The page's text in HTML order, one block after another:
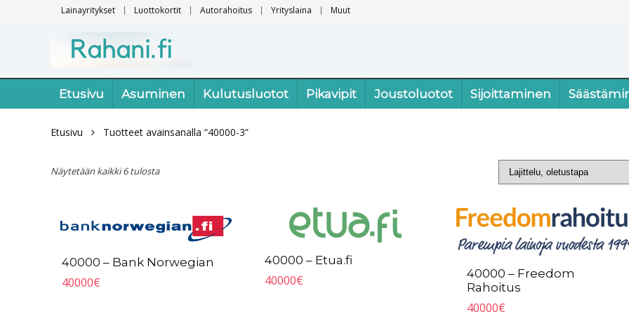
Lainayritykset Luottokortit Autorahoitus Yrityslaina Muut
Etusivu Asuminen Kulutusluotot Pikavipit Joustoluotot Sijoittaminen
Etusivu Tuotteet avainsanalla “40000-3”
Näytetään kaikki 6 tulosta
40000 – Bank Norwegian
40000€
40000 – Etua.fi
40000€
40000 – Freedom
Rahoitus
40000€